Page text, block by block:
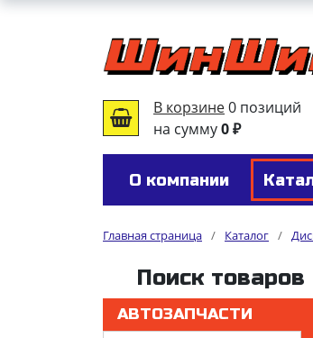
В корзине0 позиций
на сумму0 ₽
О компании
Главная страница / Каталог /
Поиск товаров
АВТОЗАПЧАСТИ